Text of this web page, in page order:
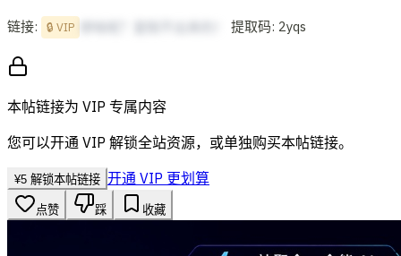
链接: 🔒 VIP 提取码: 2yqs
本帖链接为 VIP 专属内容
您可以开通 VIP 解锁全站资源，或单独购买本帖链接。
¥5 解锁本帖链接 开通 VIP 更划算
点赞 踩 收藏